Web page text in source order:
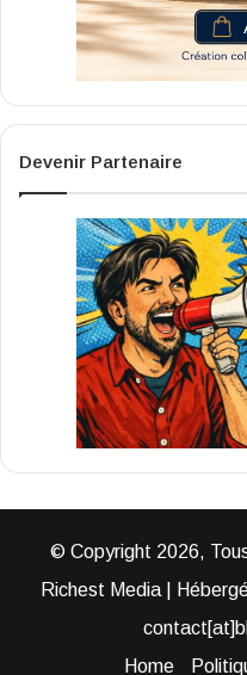
Devenir Partenaire
© Copyright 2026,
Richest Media |
Home